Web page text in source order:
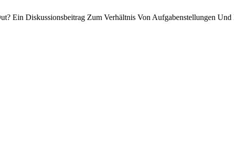
Ein Diskussionsbeitrag Zum Verhältnis Von Aufgabenstellungen